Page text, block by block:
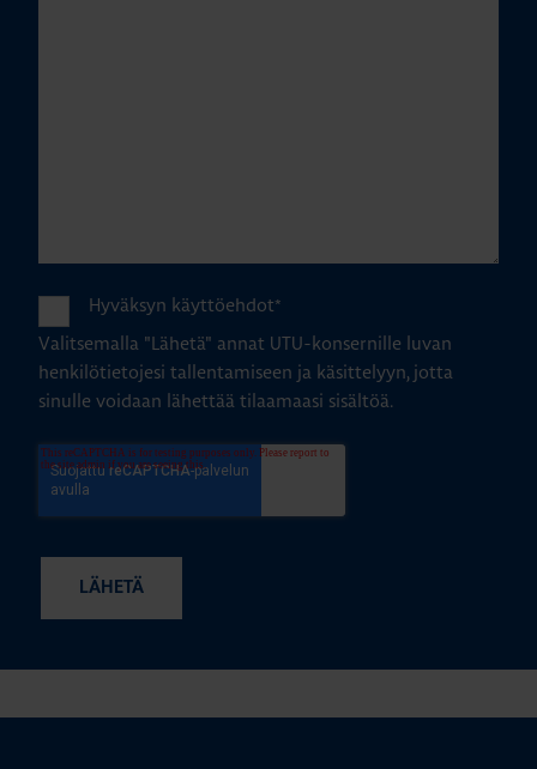
Hyväksyn käyttöehdot*
Valitsemalla "Lähetä" annat UTU-konsernille luvan
henkilötietojesi tallentamiseen ja käsittelyyn, jotta
sinulle voidaan lähettää tilaamaasi sisältöä.